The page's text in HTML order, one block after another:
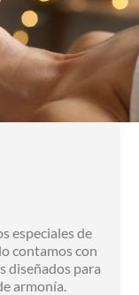
especiales de
contamos con
diseñados para
armonía.